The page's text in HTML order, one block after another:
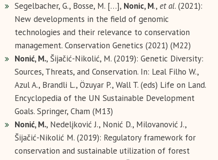
Segelbacher, G., Bosse, M. […], Nonic, M., et al. (2021):
New developments in the field of genomic
technologies and their relevance to conservation
management. Conservation Genetics (2021) (М22)
Nonić, M., Šijačić-Nikolić, M. (2019): Genetic Diversity:
Sources, Threats, and Conservation. In: Leal Filho W.,
Azul A., Brandli L., Özuyar P., Wall T. (eds) Life on Land.
Encyclopedia of the UN Sustainable Development
Goals. Springer, Cham (М13)
Nonić, M., Nedeljković J., Nonić D., Milovanović J.,
Šijačić-Nikolić M. (2019): Regulatory framework for
conservation and sustainable utilization of forest